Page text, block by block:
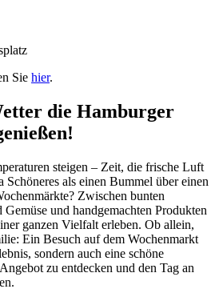
Sie hier.
die Hamburger
steigen – Zeit, die frische Luft
Schöneres als einen Bummel über einen
Zwischen bunten
und handgemachten Produkten
ganzen Vielfalt erleben. Ob allein,
Ein Besuch auf dem Wochenmarkt
sondern auch eine schöne
zu entdecken und den Tag an